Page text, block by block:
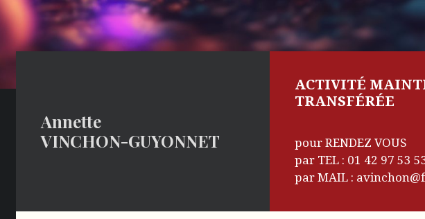
Annette
VINCHON-GUYONNET
ACTIVITÉ
TRANSFÉRÉE
pour RENDEZ VOUS
par TEL : 01 42 97 53
par MAIL :